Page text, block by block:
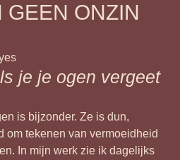
GEEN ONZIN
je je ogen vergeet
is bijzonder. Ze is dun,
om tekenen van vermoeidheid
In mijn werk zie ik dagelijks